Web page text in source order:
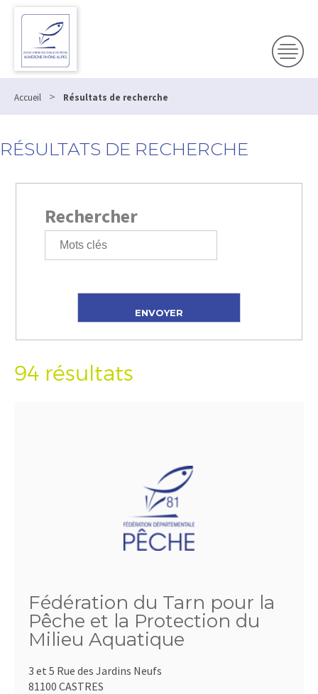
Accueil > Résultats de recherche
RÉSULTATS DE RECHERCHE
Rechercher
94 résultats
Fédération du Tarn pour la
Pêche et la Protection du
Milieu Aquatique
3 et 5 Rue des Jardins Neufs
81100 CASTRES